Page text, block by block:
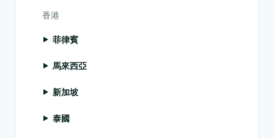
香港
菲律賓
馬來西亞
新加坡
泰國